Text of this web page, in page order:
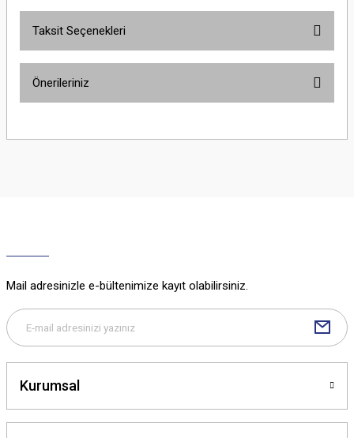
Taksit Seçenekleri
Önerileriniz
yetersiz gördüğünüz noktaları öneri formunu kullanarak tarafımıza
Bu ürüne benzer farklı alternatifler olmalı.
Mail adresinizle e-bültenimize kayıt olabilirsiniz.
Kurumsal